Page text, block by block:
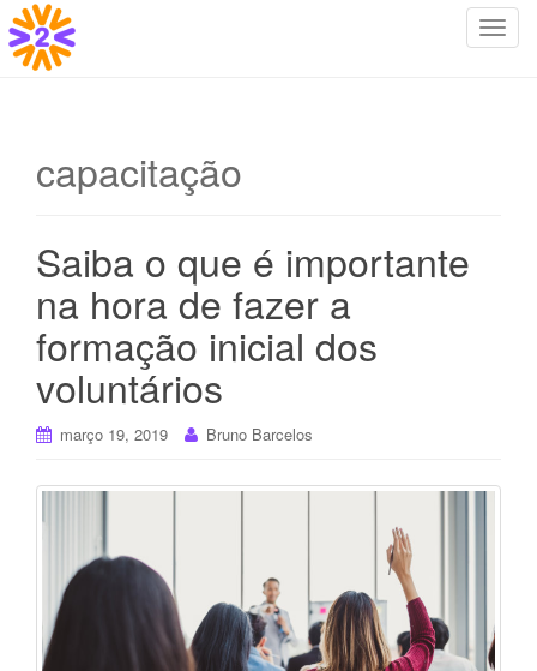
T
capacitação
Saiba o que é importante
na hora de fazer a
formação inicial dos
voluntários
março 19, 2019 Bruno Barcelos